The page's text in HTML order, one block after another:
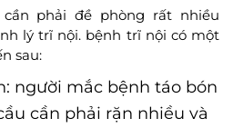
phải đề phòng rất nhiều
lý trĩ nội. bệnh trĩ nội có một
sau:
người mắc bệnh táo bón
cần phải rặn nhiều và